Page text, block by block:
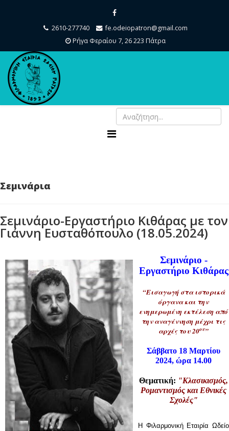
2610-277740
fe.odeiopatron@gmail.com
Ρήγα Φεραίου 7, 26 223 Πάτρα
Σεμινάρια
Σεμινάριο-Εργαστήριο Κιθάρας με τον
Γιάννη Ευσταθόπουλο (18.05.2024)
Σεμινάριο -
Εργαστήριο Κιθάρας
“Εισαγωγή στα ιστορικά
όργανα και την
ενημερωμένη εκτέλεση από
την αναγέννηση μέχρι τις
αρχές του 20ου”
Σάββατο 18 Μαρτίου
2024, ώρα 14.00
Θεματική: "Κλασικισμός,
Ρομαντισμός και Εθνικές
Σχολές"
Η Φιλαρμονική Εταιρία Ωδείο